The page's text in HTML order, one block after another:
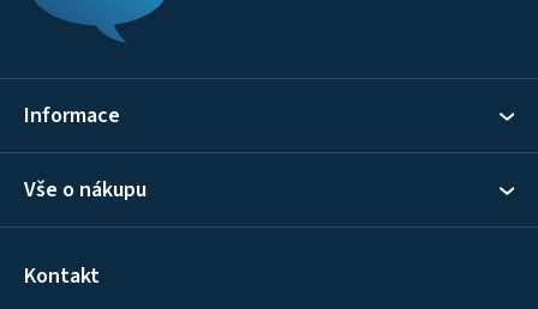
Informace
Vše o nákupu
Kontakt